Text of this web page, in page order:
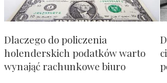
Dlaczego do policzenia
holenderskich podatków warto
wynająć rachunkowe biuro